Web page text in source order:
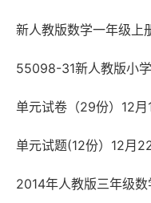
新人教版数学一年级
55098-31新人教版小
单元试卷（29份）12月
单元试题(12份）12月
2014年人教版三年级